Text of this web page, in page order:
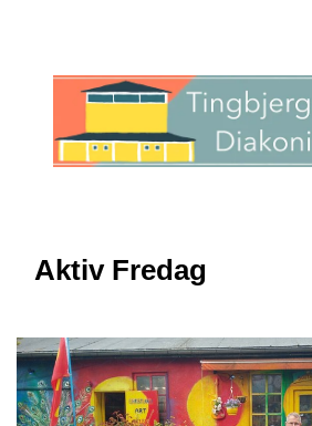
Aktiv Fredag